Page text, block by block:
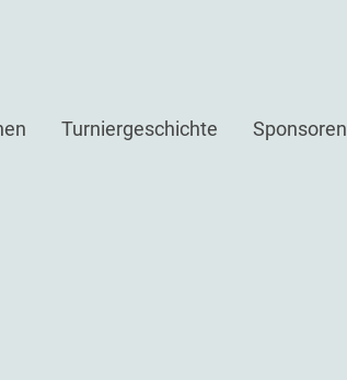
Turniergeschichte Sponsoren